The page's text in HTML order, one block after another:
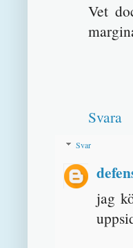
Vet
Svara
Svar
jag